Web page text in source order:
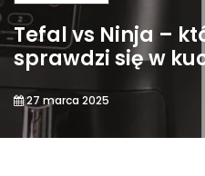
Tefal vs Ninja –
sprawdzi się w
27 marca 2025